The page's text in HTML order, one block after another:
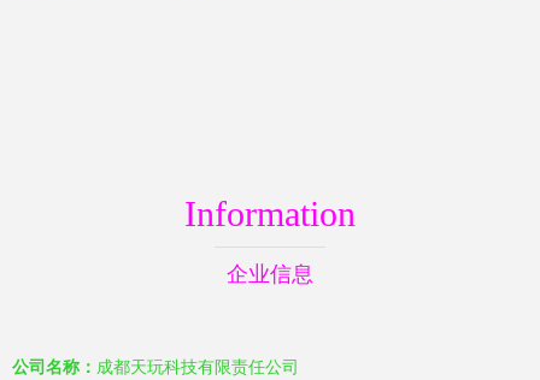
Information
企业信息
公司名称： 成都天玩科技有限责任公司